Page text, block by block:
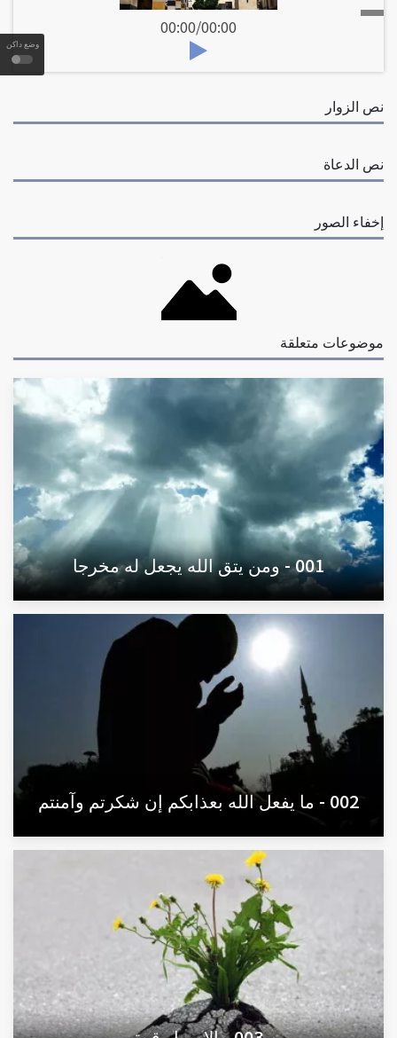
وضع داكن
00:00/00:00
نص الزوار
نص الدعاة
إخفاء الصور
موضوعات متعلقة
001 - ومن يتق الله يجعل له مخرجا
002 - ما يفعل الله بعذابكم إن شكرتم وآمنتم